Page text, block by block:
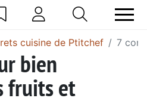
cuisine de Ptitchef 7
bien
fruits et